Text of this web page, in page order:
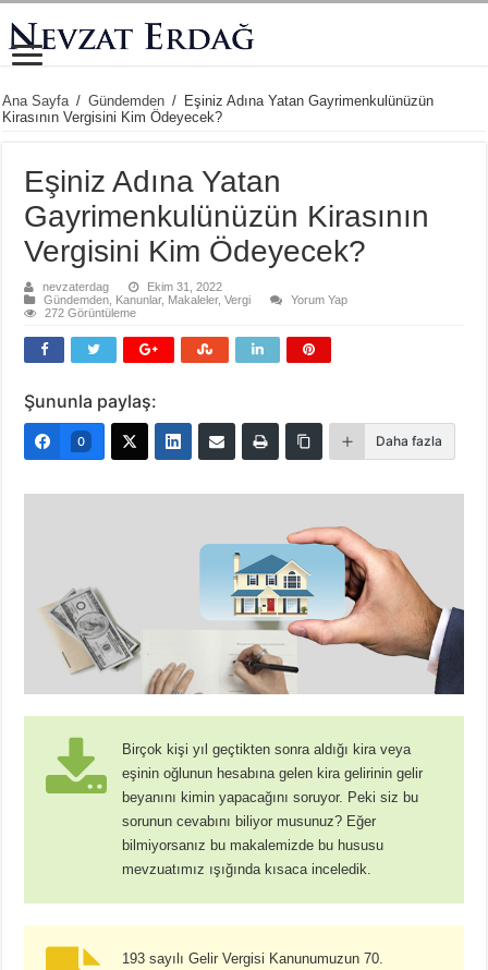
Ana Sayfa / Gündemden / Eşiniz Adına Yatan Gayrimenkulünüzün
Kirasının Vergisini Kim Ödeyecek?
Eşiniz Adına Yatan
Gayrimenkulünüzün Kirasının
Vergisini Kim Ödeyecek?
nevzaterdag
Ekim 31, 2022
Gündemden Kanunlar, Makaleler,Vergi
Yorum Yap
272 Görüntüleme
Şununla paylaş:
0 Daha fazla
Birçok kişi yıl geçtikten sonra aldığı kira veya
eşinin oğlunun hesabına gelen kira gelirinin gelir
beyanını kimin yapacağını soruyor. Peki siz bu
sorunun cevabını biliyor musunuz? Eğer
bilmiyorsanız bu makalemizde bu hususu
mevzuatımız ışığında kısaca inceledik.
193 sayılı Gelir Vergisi Kanunumuzun 70.